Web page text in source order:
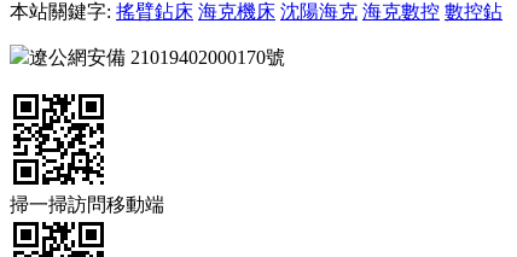
本站關鍵字: 搖臂鉆床 海克機床 沈陽海克 海克數控 數控鉆
遼公網安備 21019402000170號
掃一掃訪問移動端